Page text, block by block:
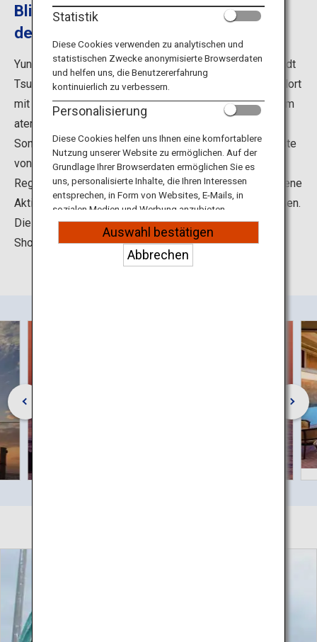
Blick auf den Sonnenuntergang über
dem Japanischen Meer
Yunohama Onsen in der Region Shonai westlich der Stadt
Tsuruoka in der Präfektur Yamagata ist ein Thermalquellort
mit Hotels und Gasthäusern entlang der Küste und einem
atemberaubenden Panoramablick auf den
Sonnenuntergang über dem Japanischen Meer. Die Küste
von Yunohama ist einer der größten Sandstrände in der
Region Tohoku. Im Sommer können Familien verschiedene
Aktivitäten wie z. B. Seekajakfahren gemeinsam genießen.
Die Stadt liegt nur etwa 10 Autominuten vom Flughafen
Shonai entfernt.
Statistik
Diese Cookies verwenden zu analytischen und
statistischen Zwecke anonymisierte Browserdaten
und helfen uns, die Benutzererfahrung
kontinuierlich zu verbessern.
Personalisierung
Diese Cookies helfen uns Ihnen eine komfortablere
Nutzung unserer Website zu ermöglichen. Auf der
Grundlage Ihrer Browserdaten ermöglichen Sie es
uns, personalisierte Inhalte, die Ihren Interessen
entsprechen, in Form von Websites, E-Mails, in
sozialen Medien und Werbung anzubieten.
Auswahl bestätigen
Abbrechen